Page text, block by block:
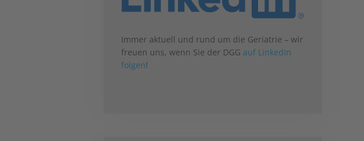
Immer aktuell und rund um die Geriatrie – wir
freuen uns, wenn Sie der DGG auf LinkedIn
folgen!